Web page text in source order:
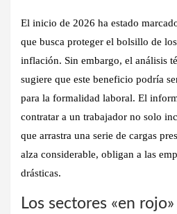
El inicio de 2026 ha estado
que busca proteger el bolsillo de
inflación. Sin embargo, el análisis
sugiere que este beneficio podría
para la formalidad laboral. El
contratar a un trabajador no solo
que arrastra una serie de cargas
alza considerable, obligan a las
drásticas.
Los sectores «en rojo»